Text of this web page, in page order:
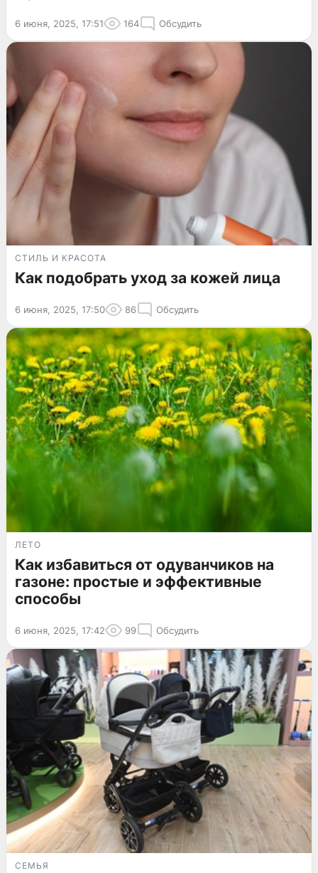
6 июня, 2025, 17:51 164 Обсудить
СТИЛЬ И КРАСОТА
Как подобрать уход за кожей лица
6 июня, 2025, 17:50 86 Обсудить
ЛЕТО
Как избавиться от одуванчиков на
газоне: простые и эффективные
способы
6 июня, 2025, 17:42 99 Обсудить
СЕМЬЯ